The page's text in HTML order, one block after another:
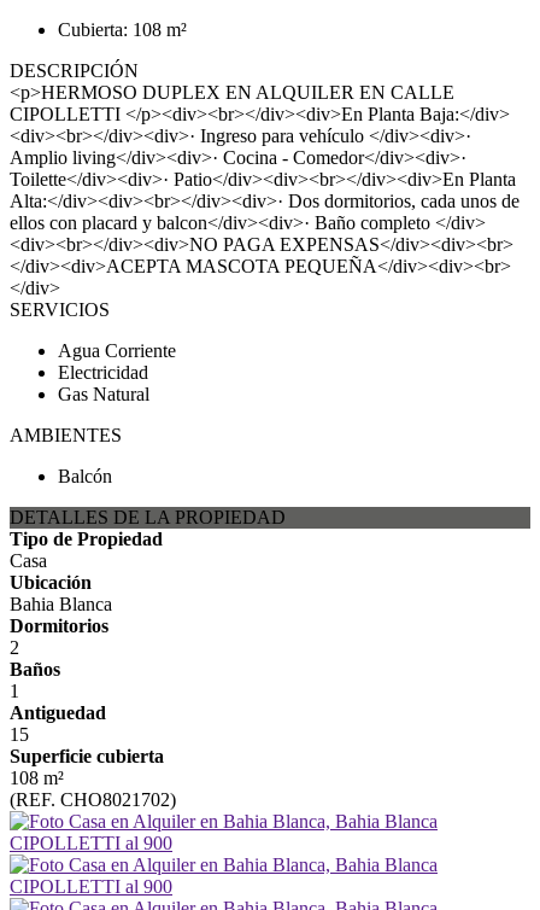
Cubierta: 108 m²
DESCRIPCIÓN
<p>HERMOSO DUPLEX EN ALQUILER EN CALLE
CIPOLLETTI </p><div><br></div><div>En Planta Baja:</div>
<div><br></div><div>· Ingreso para vehículo </div><div>·
Amplio living</div><div>· Cocina - Comedor</div><div>·
Toilette</div><div>· Patio</div><div><br></div><div>En Planta
Alta:</div><div><br></div><div>· Dos dormitorios, cada unos de
ellos con placard y balcon</div><div>· Baño completo </div>
<div><br></div><div>NO PAGA EXPENSAS</div><div><br>
</div><div>ACEPTA MASCOTA PEQUEÑA</div><div><br>
</div>
SERVICIOS
Agua Corriente
Electricidad
Gas Natural
AMBIENTES
Balcón
DETALLES DE LA PROPIEDAD
Tipo de Propiedad
Casa
Ubicación
Bahia Blanca
Dormitorios
2
Baños
1
Antiguedad
15
Superficie cubierta
108 m²
(REF. CHO8021702)